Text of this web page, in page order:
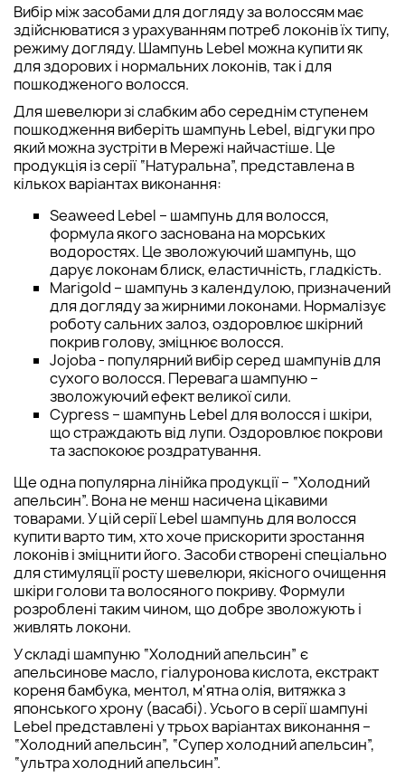
Вибір між засобами для догляду за волоссям має
здійснюватися з урахуванням потреб локонів їх типу,
режиму догляду. Шампунь Lebel можна купити як
для здорових і нормальних локонів, так і для
пошкодженого волосся.
Для шевелюри зі слабким або середнім ступенем
пошкодження виберіть шампунь Lebel, відгуки про
який можна зустріти в Мережі найчастіше. Це
продукція із серії “Натуральна”, представлена в
кількох варіантах виконання:
Seaweed Lebel – шампунь для волосся,
формула якого заснована на морських
водоростях. Це зволожуючий шампунь, що
дарує локонам блиск, еластичність, гладкість.
Marigold – шампунь з календулою, призначений
для догляду за жирними локонами. Нормалізує
роботу сальних залоз, оздоровлює шкірний
покрив голову, зміцнює волосся.
Jojoba - популярний вибір серед шампунів для
сухого волосся. Перевага шампуню –
зволожуючий ефект великої сили.
Cypress – шампунь Lebel для волосся і шкіри,
що страждають від лупи. Оздоровлює покрови
та заспокоює роздратування.
Ще одна популярна лінійка продукції – “Холодний
апельсин”. Вона не менш насичена цікавими
товарами. У цій серії Lebel шампунь для волосся
купити варто тим, хто хоче прискорити зростання
локонів і зміцнити його. Засоби створені спеціально
для стимуляції росту шевелюри, якісного очищення
шкіри голови та волосяного покриву. Формули
розроблені таким чином, що добре зволожують і
живлять локони.
У складі шампуню “Холодний апельсин” є
апельсинове масло, гіалуронова кислота, екстракт
кореня бамбука, ментол, м'ятна олія, витяжка з
японського хрону (васабі). Усього в серії шампуні
Lebel представлені у трьох варіантах виконання –
“Холодний апельсин”, “Супер холодний апельсин”,
“ультра холодний апельсин”.